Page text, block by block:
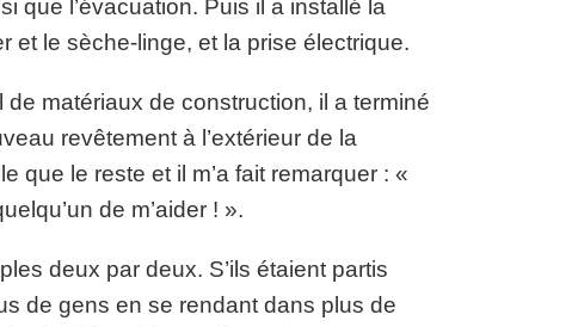
que l’évacuation. Puis il a installé la
et le sèche-linge, et la prise électrique.
matériaux de construction, il a terminé
revêtement à l’extérieur de la
que le reste et il m’a fait remarquer : «
de m’aider ! ».
deux par deux. S’ils étaient partis
de gens en se rendant dans plus de